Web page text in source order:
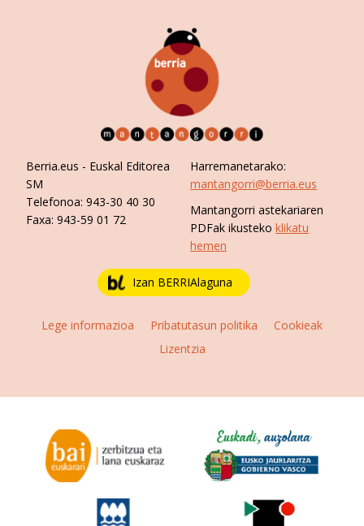
Berria.eus - Euskal Editorea
SM
Telefonoa: 943-30 40 30
Faxa: 943-59 01 72
Harremanetarako:
mantangorri@berria.eus
Mantangorri astekariaren
PDFak ikusteko klikatu
hemen
Izan BERRIAlaguna
Lege informazioa Pribatutasun politika
Cookieak
Lizentzia